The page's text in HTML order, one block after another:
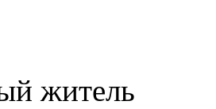
житель